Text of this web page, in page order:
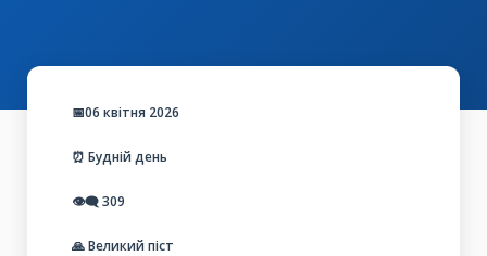
📅06 квітня 2026
⏰ Будній день
👁️‍🗨️309
🙏 Великий піст